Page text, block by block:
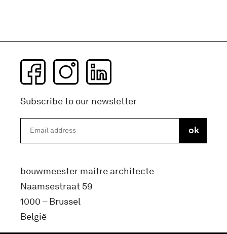
Subscribe to our newsletter
bouwmeester maitre architecte
Naamsestraat 59
1000 – Brussel
België